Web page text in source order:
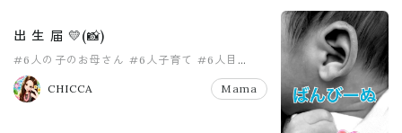
出 生 届 💛(📸)
#6人の子のお母さん #6人子育て #6人目
#ドキドキ
CHICCA
Mama